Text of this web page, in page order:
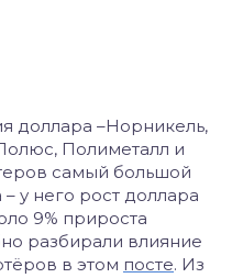
доллара –Норникель,
Полиметалл и
самый большой
у него рост доллара
9% прироста
разбирали влияние
в этом посте. Из